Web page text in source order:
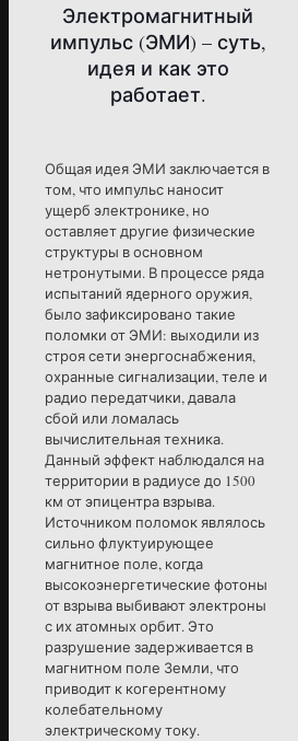
Электромагнитный
импульс (ЭМИ) – суть,
идея и как это
работает.
Общая идея ЭМИ заключается в
том, что импульс наносит
ущерб электронике, но
оставляет другие физические
структуры в основном
нетронутыми. В процессе ряда
испытаний ядерного оружия,
было зафиксировано такие
поломки от ЭМИ: выходили из
строя сети энергоснабжения,
охранные сигнализации, теле и
радио передатчики, давала
сбой или ломалась
вычислительная техника.
Данный эффект наблюдался на
территории в радиусе до 1500
км от эпицентра взрыва.
Источником поломок являлось
сильно флуктуирующее
магнитное поле, когда
высокоэнергетические фотоны
от взрыва выбивают электроны
с их атомных орбит. Это
разрушение задерживается в
магнитном поле Земли, что
приводит к когерентному
колебательному
электрическому току.